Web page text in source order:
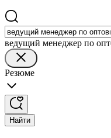
ведущий менеджер по
Резюме
Найти